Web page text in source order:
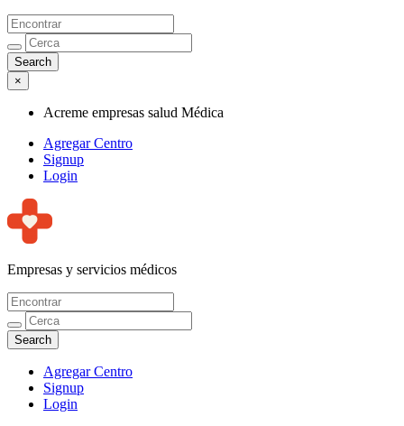
×
Acreme empresas salud Médica
Agregar Centro
Signup
Login
Acreme empresas salud Médica
Empresas y servicios médicos
Agregar Centro
Signup
Login